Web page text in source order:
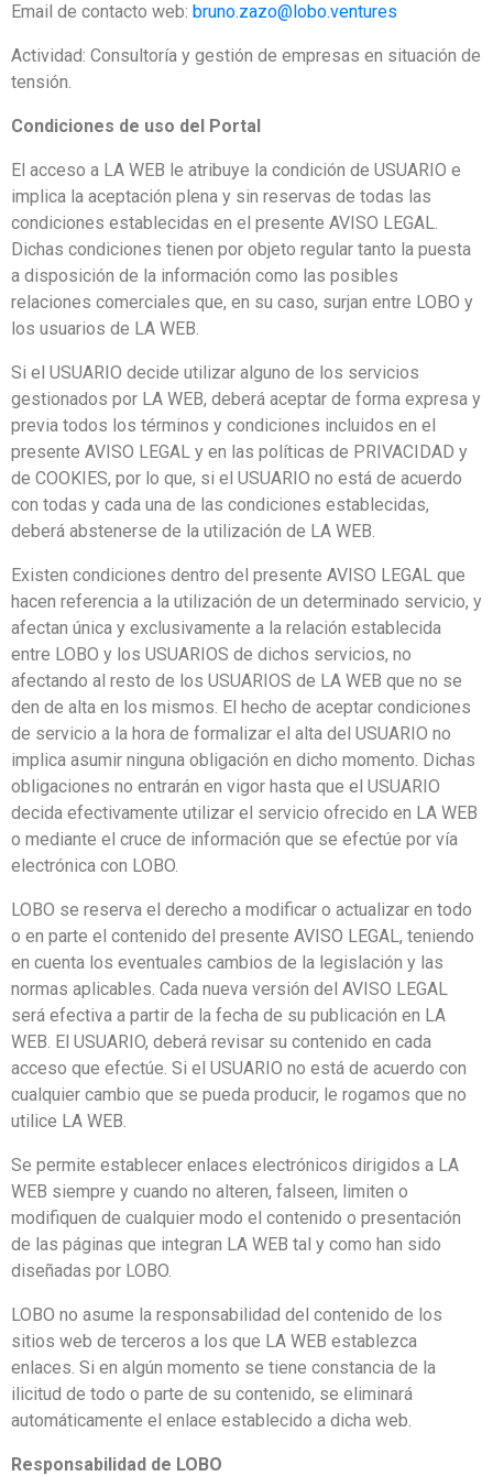
Email de contacto web: bruno.zazo@lobo.ventures
Actividad: Consultoría y gestión de empresas en situación de
tensión.
Condiciones de uso del Portal
El acceso a LA WEB le atribuye la condición de USUARIO e
implica la aceptación plena y sin reservas de todas las
condiciones establecidas en el presente AVISO LEGAL.
Dichas condiciones tienen por objeto regular tanto la puesta
a disposición de la información como las posibles
relaciones comerciales que, en su caso, surjan entre LOBO y
los usuarios de LA WEB.
Si el USUARIO decide utilizar alguno de los servicios
gestionados por LA WEB, deberá aceptar de forma expresa y
previa todos los términos y condiciones incluidos en el
presente AVISO LEGAL y en las políticas de PRIVACIDAD y
de COOKIES, por lo que, si el USUARIO no está de acuerdo
con todas y cada una de las condiciones establecidas,
deberá abstenerse de la utilización de LA WEB.
Existen condiciones dentro del presente AVISO LEGAL que
hacen referencia a la utilización de un determinado servicio, y
afectan única y exclusivamente a la relación establecida
entre LOBO y los USUARIOS de dichos servicios, no
afectando al resto de los USUARIOS de LA WEB que no se
den de alta en los mismos. El hecho de aceptar condiciones
de servicio a la hora de formalizar el alta del USUARIO no
implica asumir ninguna obligación en dicho momento. Dichas
obligaciones no entrarán en vigor hasta que el USUARIO
decida efectivamente utilizar el servicio ofrecido en LA WEB
o mediante el cruce de información que se efectúe por vía
electrónica con LOBO.
LOBO se reserva el derecho a modificar o actualizar en todo
o en parte el contenido del presente AVISO LEGAL, teniendo
en cuenta los eventuales cambios de la legislación y las
normas aplicables. Cada nueva versión del AVISO LEGAL
será efectiva a partir de la fecha de su publicación en LA
WEB. El USUARIO, deberá revisar su contenido en cada
acceso que efectúe. Si el USUARIO no está de acuerdo con
cualquier cambio que se pueda producir, le rogamos que no
utilice LA WEB.
Se permite establecer enlaces electrónicos dirigidos a LA
WEB siempre y cuando no alteren, falseen, limiten o
modifiquen de cualquier modo el contenido o presentación
de las páginas que integran LA WEB tal y como han sido
diseñadas por LOBO.
LOBO no asume la responsabilidad del contenido de los
sitios web de terceros a los que LA WEB establezca
enlaces. Si en algún momento se tiene constancia de la
ilicitud de todo o parte de su contenido, se eliminará
automáticamente el enlace establecido a dicha web.
Responsabilidad de LOBO